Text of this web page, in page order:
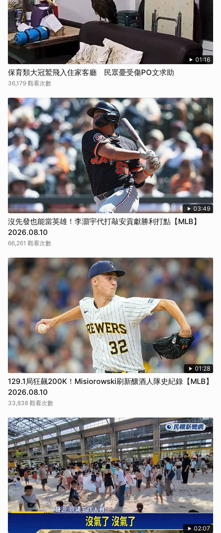
01:16
保育類大冠鷲飛入住家客廳 民眾憂受傷PO文求助
36,179 觀看次數
03:49
沒先發也能當英雄！李灝宇代打敲安貢獻勝利打點【MLB】
2026.08.10
66,261 觀看次數
01:28
129.1局狂飆200K！Misiorowski刷新釀酒人隊史紀錄【MLB】
2026.08.10
33,838 觀看次數
02:07